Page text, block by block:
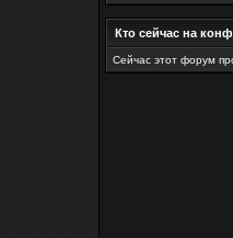
Кто сейчас на
Сейчас этот форум